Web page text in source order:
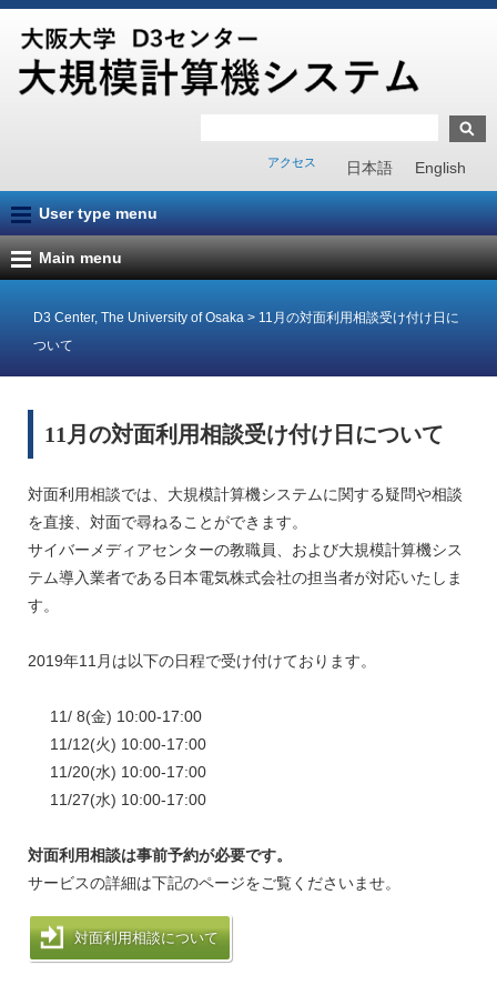
日本語 English
アクセス
User type menu
Main menu
D3 Center, The University of Osaka > 11月の対面利用相談受け付け日に
ついて
11月の対面利用相談受け付け日について
対面利用相談では、大規模計算機システムに関する疑問や相談
を直接、対面で尋ねることができます。
サイバーメディアセンターの教職員、および大規模計算機シス
テム導入業者である日本電気株式会社の担当者が対応いたしま
す。
2019年11月は以下の日程で受け付けております。
11/ 8(金) 10:00-17:00
11/12(火) 10:00-17:00
11/20(水) 10:00-17:00
11/27(水) 10:00-17:00
対面利用相談は事前予約が必要です。
サービスの詳細は下記のページをご覧くださいませ。
対面利用相談について